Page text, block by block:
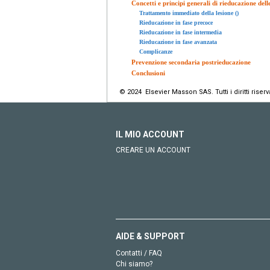
Concetti e principi generali di rieducazione
Trattamento immediato della lesione ()
Rieducazione in fase precoce
Rieducazione in fase intermedia
Rieducazione in fase avanzata
Complicanze
Prevenzione secondaria postrieducazione
Conclusioni
© 2024 Elsevier Masson SAS. Tutti i diritti
IL MIO ACCOUNT
CREARE UN ACCOUNT
AIDE & SUPPORT
Contatti / FAQ
Chi siamo?